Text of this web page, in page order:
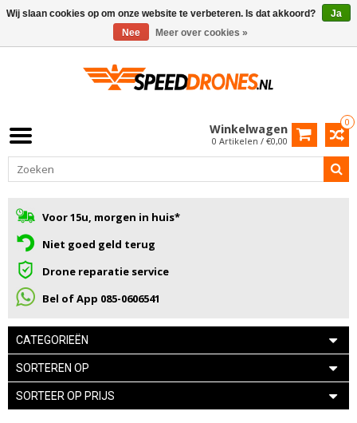
0
Winkelwagen
0 Artikelen / €0,00
Voor 15u, morgen in huis*
Niet goed geld terug
Drone reparatie service
Bel of App 085-0606541
CATEGORIEËN
SORTEREN OP
SORTEER OP PRIJS
Wij slaan cookies op om onze website te verbeteren. Is dat akkoord?
Ja
Nee
Meer over cookies »